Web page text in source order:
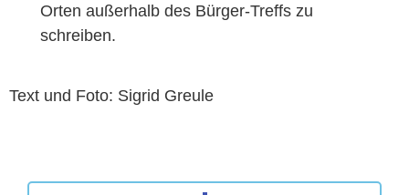
Orten außerhalb des Bürger-Treffs zu
schreiben.
Text und Foto: Sigrid Greule